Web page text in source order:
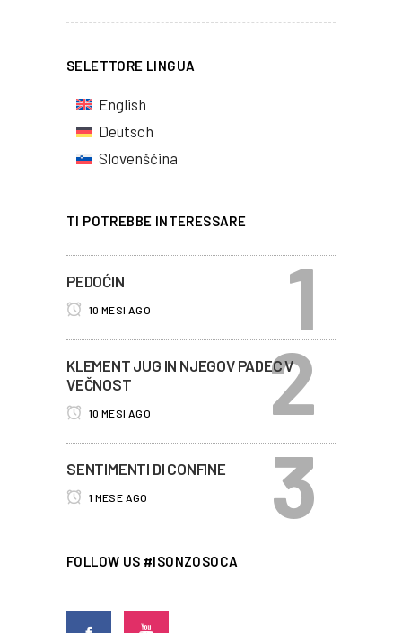
SELETTORE LINGUA
English
Deutsch
Slovenščina
TI POTREBBE INTERESSARE
PEDOĆIN
10 MESI AGO
KLEMENT JUG IN NJEGOV PADEC V
VEČNOST
10 MESI AGO
SENTIMENTI DI CONFINE
1 MESE AGO
FOLLOW US #ISONZOSOCA